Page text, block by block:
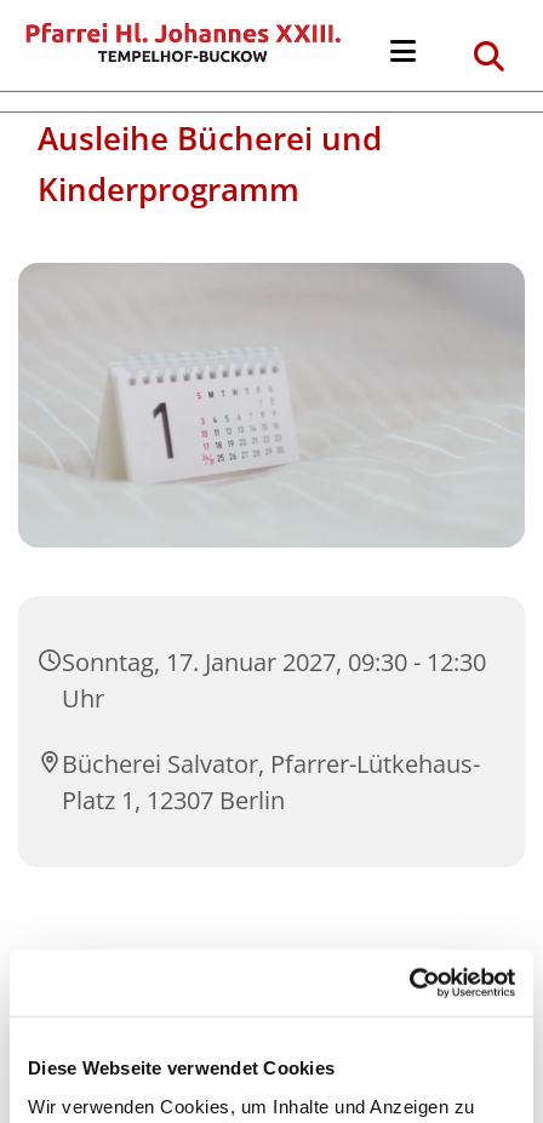
Diese Webseite verwendet Cookies
Wir verwenden Cookies, um Inhalte und Anzeigen zu
Ausleihe Bücherei und
Kinderprogramm
Sonntag, 17. Januar 2027, 09:30 - 12:30
Uhr
Bücherei Salvator, Pfarrer-Lütkehaus-
Platz 1, 12307 Berlin